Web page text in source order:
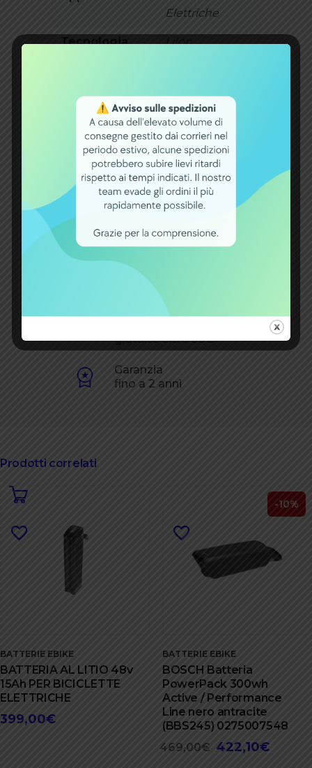
Elettriche
Tecnologia LiIon
Capacità [Ah] 14
Potenza [Wh] 360Wh
Montaggio Sottosella
Compatibilità Universale
Centinaia di
prodotti disponibili
Shop B2B per
offerte aziendali
gratuite oltre 60€
Garanzia
fino a 2 anni
Prodotti correlati
BATTERIE EBIKE
BATTERIA AL LITIO 48v
15Ah PER BICICLETTE
ELETTRICHE
399,00€
-10%
BATTERIE EBIKE
BOSCH Batteria
PowerPack 300wh
Active / Performance
Line nero antracite
(BBS245) 0275007548
469,00€ Il
422,10€Il